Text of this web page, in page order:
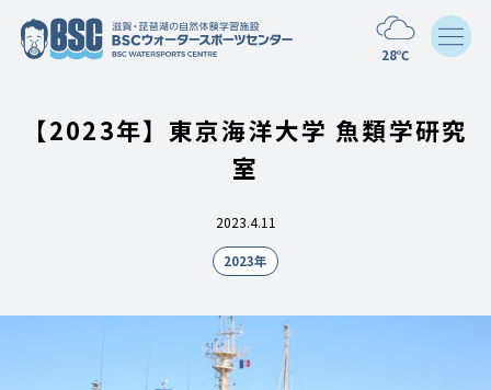
28℃
【2023年】東京海洋大学 魚類学研究
室
2023.4.11
2023年